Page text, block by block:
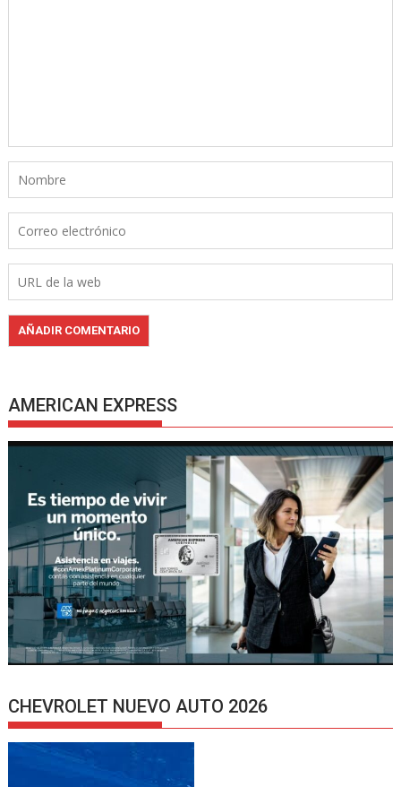
AMERICAN EXPRESS
CHEVROLET NUEVO AUTO 2026